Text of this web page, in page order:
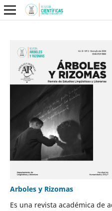
Arboles y Rizomas
Es una revista académica de